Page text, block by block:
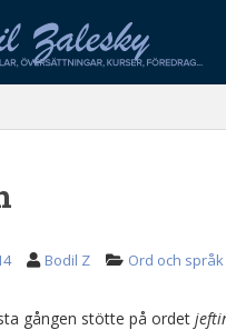
Bodil Z Ord och språk
gången stötte på ordet